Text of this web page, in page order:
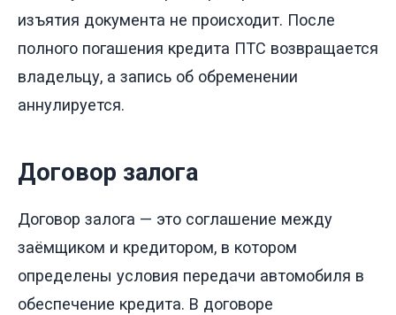
изъятия документа не происходит. После
полного погашения кредита ПТС возвращается
владельцу, а запись об обременении
аннулируется.
Договор залога
Договор залога — это соглашение между
заёмщиком и кредитором, в котором
определены условия передачи автомобиля в
обеспечение кредита. В договоре